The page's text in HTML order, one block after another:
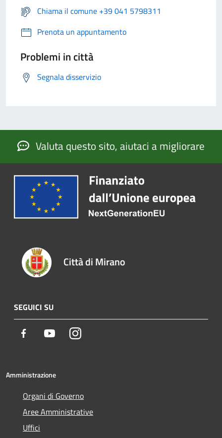
Chiama il comune +39 041 5798311
Prenota un appuntamento
Problemi in città
Segnala disservizio
Valuta questo sito, aiutaci a migliorare
Città di Mirano
SEGUICI SU
Facebook YoutubeInstagram
Amministrazione
Organi di Governo
Aree Amministrative
Uffici